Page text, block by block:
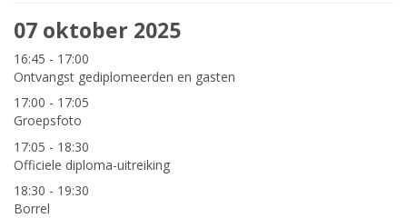
07 oktober 2025
16:45 - 17:00
Ontvangst gediplomeerden en gasten
17:00 - 17:05
Groepsfoto
17:05 - 18:30
Officiele diploma-uitreiking
18:30 - 19:30
Borrel